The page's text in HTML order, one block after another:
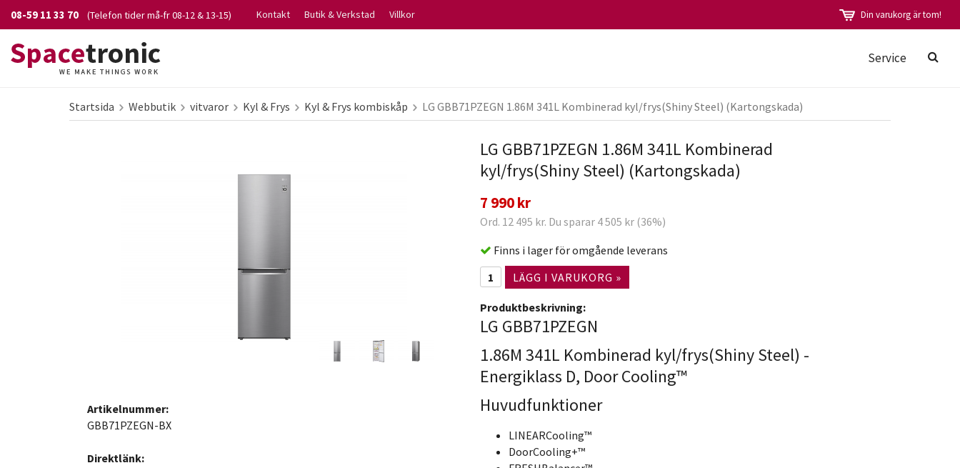
08-59 11 33 70 (Telefon tider må-fr 08-12 & 13-15) Kontakt Butik & Verkstad Villkor Din varukorg är tom!
Service
Startsida Webbutik vitvaror Kyl & Frys Kyl & Frys kombiskåp LG GBB71PZEGN 1.86M 341L Kombinerad kyl/frys(Shiny Steel) (Kartongskada)
LG GBB71PZEGN 1.86M 341L Kombinerad
kyl/frys(Shiny Steel) (Kartongskada)
7 990 kr
Ord. 12 495 kr. Du sparar 4 505 kr (36%)
Finns i lager för omgående leverans
LÄGG I VARUKORG »
Produktbeskrivning:
LG GBB71PZEGN
1.86M 341L Kombinerad kyl/frys(Shiny Steel) -
Energiklass D, Door Cooling™
Huvudfunktioner
LINEARCooling™
DoorCooling+™
Artikelnummer:
GBB71PZEGN-BX
Direktlänk: